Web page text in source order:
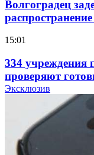
Волгоградец
15:01
334 учреждения
проверяют
учебному году
Покушение на
напала на
Эксклюзив